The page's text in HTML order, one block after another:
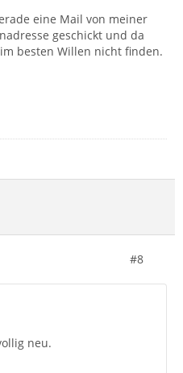
eine Mail von meiner
geschickt und da
besten Willen nicht finden.
#8
neu.